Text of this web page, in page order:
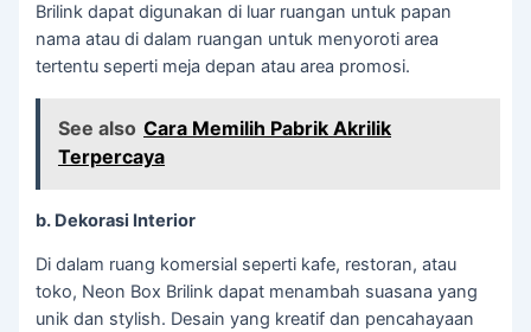
Brilink dapat digunakan di luar ruangan untuk papan
nama atau di dalam ruangan untuk menyoroti area
tertentu seperti meja depan atau area promosi.
See also Cara Memilih Pabrik Akrilik
Terpercaya
b. Dekorasi Interior
Di dalam ruang komersial seperti kafe, restoran, atau
toko, Neon Box Brilink dapat menambah suasana yang
unik dan stylish. Desain yang kreatif dan pencahayaan